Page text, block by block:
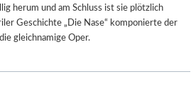
herum und am Schluss ist sie plötzlich
Geschichte „Die Nase“ komponierte der
gleichnamige Oper.